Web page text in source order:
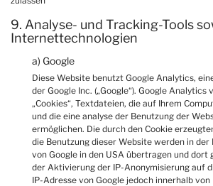
9. Analyse- und Tracking-Tools
Internettechnologien
a) Google
Diese Website benutzt Google Analytics,
der Google Inc. („Google“). Google Analytics
„Cookies“, Textdateien, die auf Ihrem
und die eine analyse der Benutzung der
ermöglichen. Die durch den Cookie
die Benutzung dieser Website werden in der
von Google in den USA übertragen und dort
der Aktivierung der IP-Anonymisierung auf
IP-Adresse von Google jedoch innerhalb